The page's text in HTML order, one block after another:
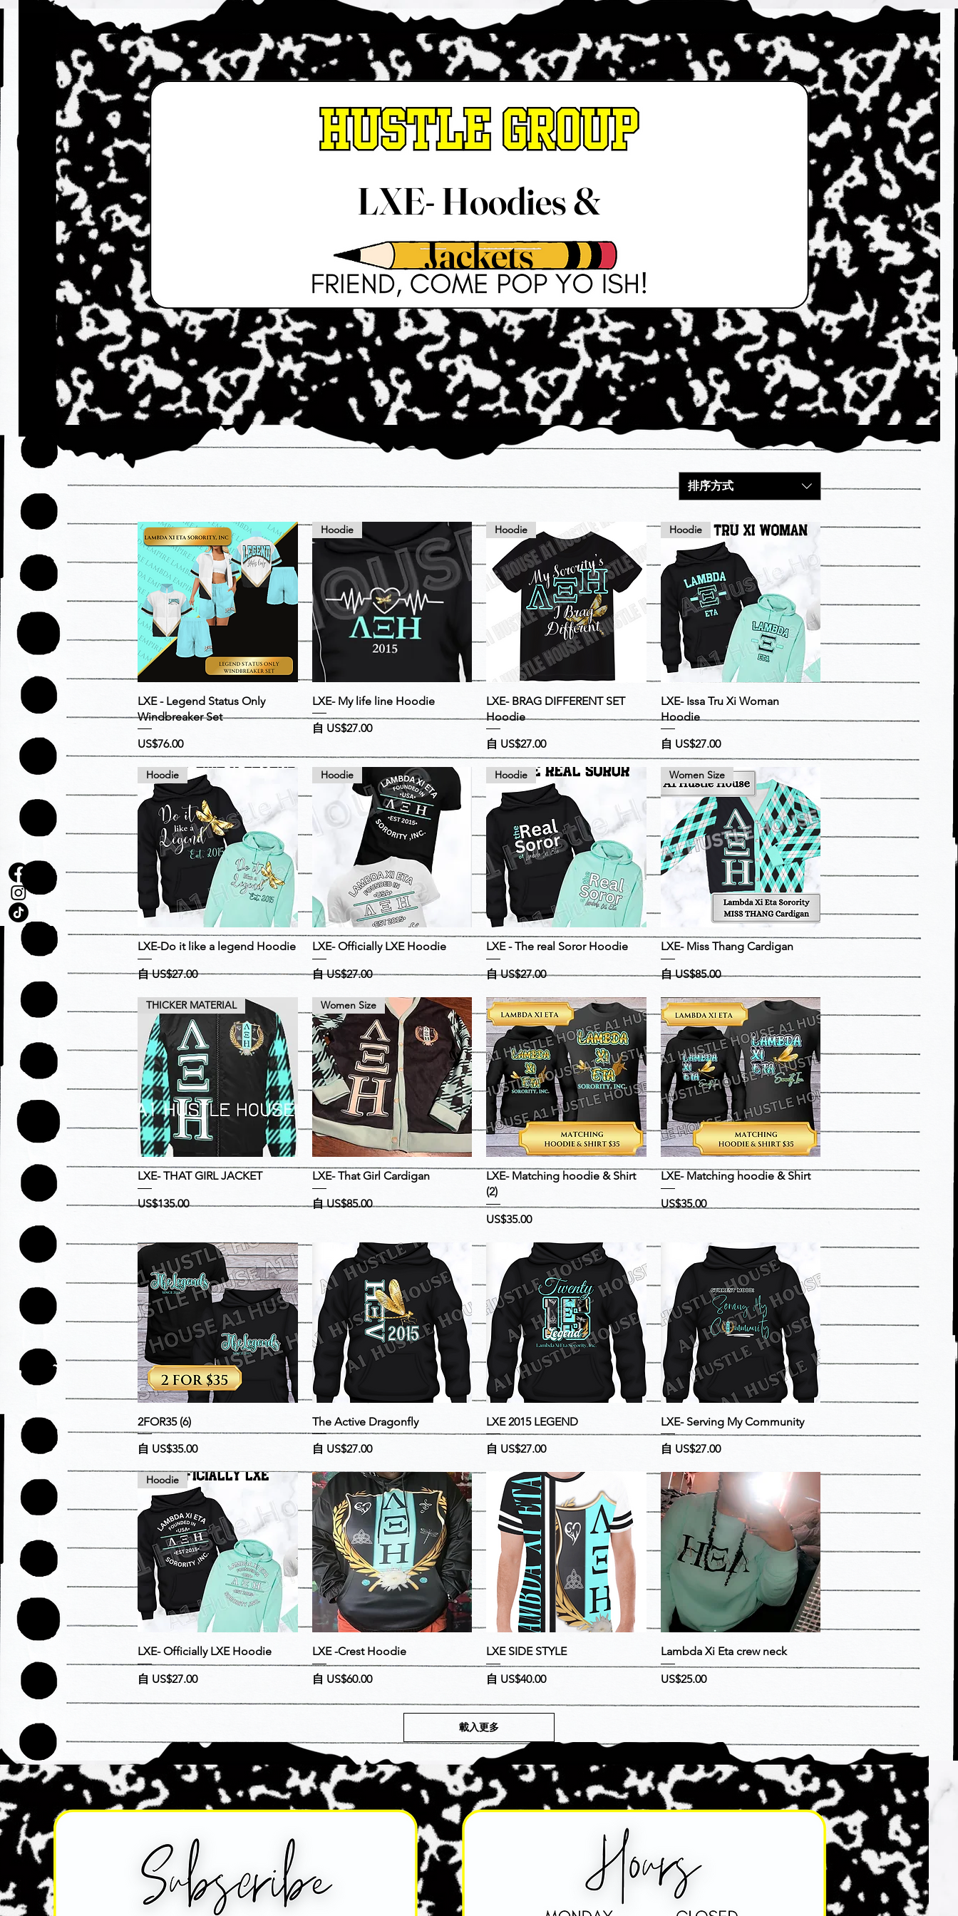
排序方式
快速瀏覽
LXE - Legend Status Only
Windbreaker Set
價格
US$76.00
快速瀏覽
Hoodie
LXE- My life line Hoodie
自 US$27.00
促銷價格
快速瀏覽
Hoodie
LXE- BRAG DIFFERENT SET
Hoodie
自 US$27.00
促銷價格
快速瀏覽
Hoodie
LXE- Issa Tru Xi Woman
Hoodie
自 US$27.00
促銷價格
快速瀏覽
Hoodie
LXE-Do it like a legend Hoodie
自US$27.00
促銷價格
快速瀏覽
Hoodie
LXE- Officially LXE Hoodie
自US$27.00
促銷價格
快速瀏覽
Hoodie
LXE - The real Soror Hoodie
自US$27.00
促銷價格
快速瀏覽
Women Size
LXE- Miss Thang Cardigan
自US$85.00
促銷價格
快速瀏覽
THICKER MATERIAL
LXE- THAT GIRL JACKET
價格
US$135.00
快速瀏覽
Women Size
LXE- That Girl Cardigan
自US$85.00
促銷價格
快速瀏覽
LXE- Matching hoodie & Shirt
(2)
價格
US$35.00
快速瀏覽
LXE- Matching hoodie & Shirt
價格
US$35.00
2FOR35 (6)
自 US$35.00
促銷價格
快速瀏覽
The Active Dragonfly
自 US$27.00
促銷價格
快速瀏覽
LXE 2015 LEGEND
自 US$27.00
促銷價格
快速瀏覽
LXE- Serving My Community
自 US$27.00
促銷價格
快速瀏覽
Hoodie
LXE- Officially LXE Hoodie
自 US$27.00
促銷價格
快速瀏覽
LXE -Crest Hoodie
自 US$60.00
促銷價格
快速瀏覽
LXE SIDE STYLE
自 US$40.00
促銷價格
快速瀏覽
Lambda Xi Eta crew neck
價格
US$25.00
載入更多
LXE- Hoodies &
Jackets